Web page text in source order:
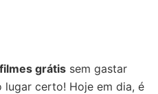
grátis sem gastar
lugar certo! Hoje em dia, é